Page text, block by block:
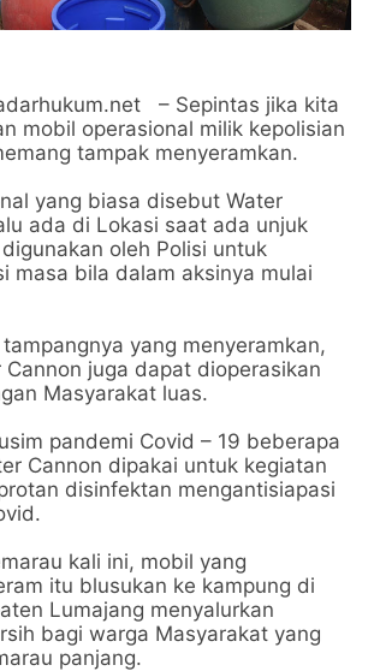
– Sepintas jika kita
mobil operasional milik kepolisian
tampak menyeramkan.
yang biasa disebut Water
ada di Lokasi saat ada unjuk
oleh Polisi untuk
masa bila dalam aksinya mulai
yang menyeramkan,
juga dapat dioperasikan
Masyarakat luas.
pandemi Covid – 19 beberapa
Cannon dipakai untuk kegiatan
disinfektan mengantisiapasi
kali ini, mobil yang
itu blusukan ke kampung di
Lumajang menyalurkan
bagi warga Masyarakat yang
panjang.